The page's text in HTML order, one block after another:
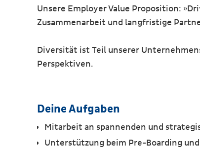
Unsere Employer Value Proposition:
Zusammenarbeit und langfristige
Diversität ist Teil unserer
Perspektiven.
Deine Aufgaben
Mitarbeit an spannenden und
Unterstützung beim Pre-Boarding